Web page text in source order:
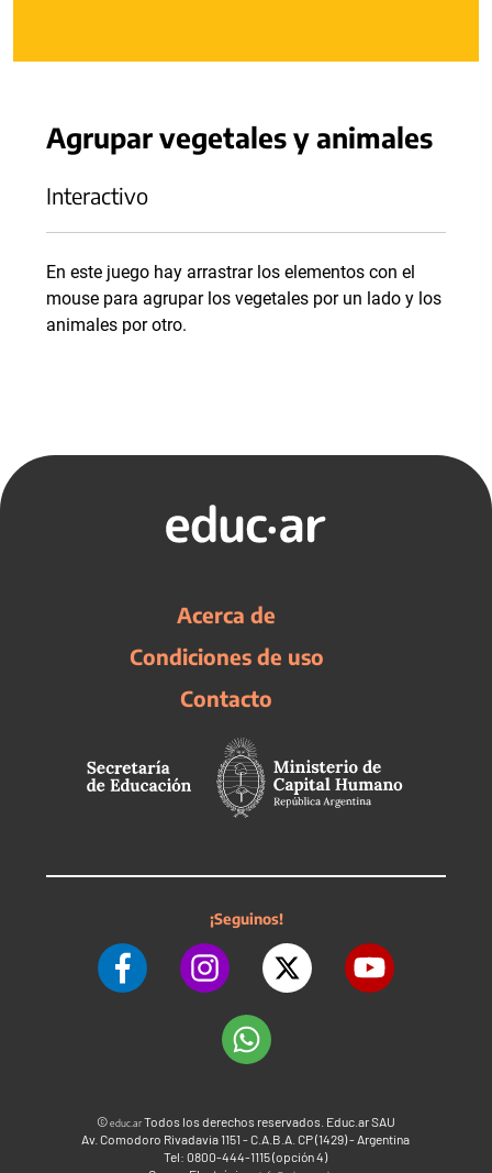
Agrupar vegetales y animales
Interactivo
En este juego hay arrastrar los elementos con el
mouse para agrupar los vegetales por un lado y los
animales por otro.
Acerca de
Condiciones de uso
Contacto
¡Seguinos!
©educ.arTodos los derechos reservados. Educ.ar SAU
Av. Comodoro Rivadavia 1151 - C.A.B.A. CP (1429) - Argentina
Tel: 0800-444-1115 (opción 4)